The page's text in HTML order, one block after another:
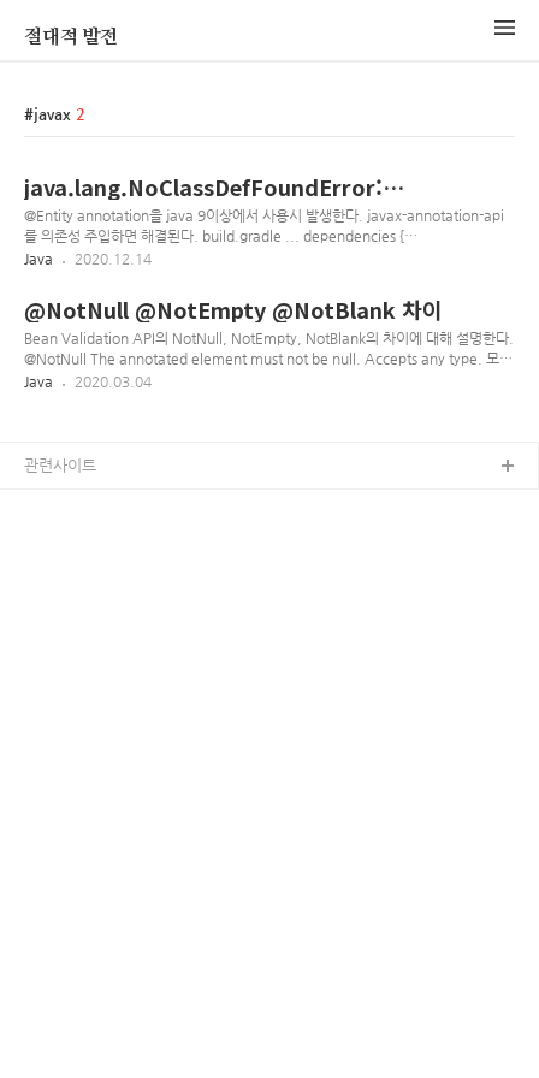
절대적 발전
javax 2
java.lang.NoClassDefFoundError:
javax/annotation/Generated
@Entity annotation을 java 9이상에서 사용시 발생한다. javax-annotation-api
를 의존성 주입하면 해결된다. build.gradle ... dependencies {
implementation("javax.annotation:javax.annotation-api:1.3.2")
Java 2020.12.14
@NotNull @NotEmpty @NotBlank 차이
Bean Validation API의 NotNull, NotEmpty, NotBlank의 차이에 대해 설명한다.
@NotNull The annotated element must not be null. Accepts any type. 모든
타입에 대해 null을 허용하지 않는다. @NotEmpty The annotated element
Java 2020.03.04
관련사이트